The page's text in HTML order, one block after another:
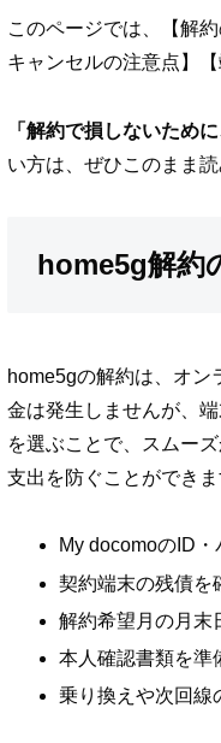
このページでは、【解
キャンセルの注意点】
「解約で損しないため
い方は、ぜひこのまま読
home5g解約
home5gの解約は、オン
金は発生しませんが、
を選ぶことで、スムー
支出を防ぐことができ
My docomoのID
契約端末の残債を
解約希望月の月末
本人確認書類を準
乗り換えや次回線